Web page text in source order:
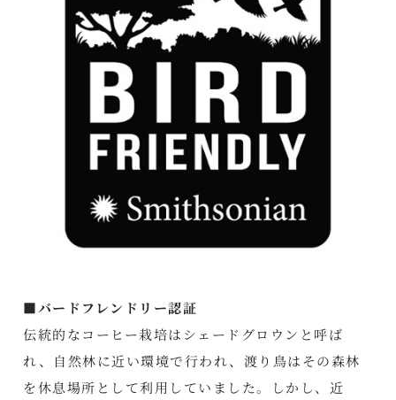
■バードフレンドリー認証
伝統的なコーヒー栽培はシェードグロウンと呼ば
れ、自然林に近い環境で行われ、渡り鳥はその森林
を休息場所として利用していました。しかし、近